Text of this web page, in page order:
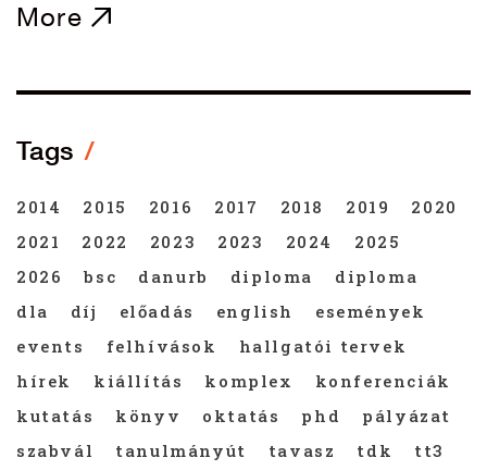
More
Tags
2014 2015 2016 2017 2018 2019
2020
2021
2022 2023 2023 2024
2025
2026
bsc danurb diploma
diploma
dla
díj előadás english
események
events
felhívások
hallgatói tervek
hírek
kiállítás komplex
konferenciák
kutatás
könyv oktatás phd
pályázat
szabvál
tanulmányút tavasz tdk tt3